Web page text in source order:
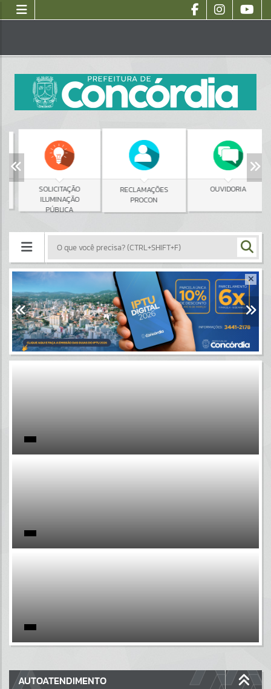
SOLICITAÇÃO
ILUMINAÇÃO
PÚBLICA
RECLAMAÇÕES
PROCON
OUVIDORIA
Portais
Por favor, aguarde...
Por favor, aguarde...
Por favor, aguarde...
GALERIAS
AUTOATENDIMENTO